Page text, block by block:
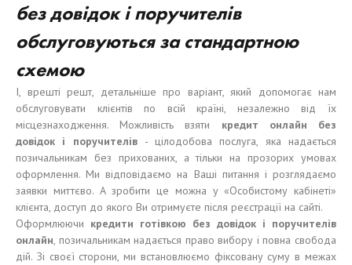
бездовідок і поручителів
обслуговуються за стандартною
схемою
І, врешті решт, детальніше про варіант, який допомогає нам
обслуговувати клієнтів по всій країні, незалежно від їх
місцезнаходження. Можливість взяти кредит онлайн без
довідок і поручителів - цілодобова послуга, яка надається
позичальникам без прихованих, а тільки на прозорих умовах
оформлення. Ми відповідаємо на Ваші питання і розглядаємо
заявки миттєво. А зробити це можна у «Особистому кабінеті»
клієнта, доступ до якого Ви отримуєте після реєстрації на сайті.
Оформлюючи кредити готівкою без довідок і поручителів
онлайн, позичальникам надається право вибору і повна свобода
дій. Зі своєї сторони, ми встановлюємо фіксовану суму в межах